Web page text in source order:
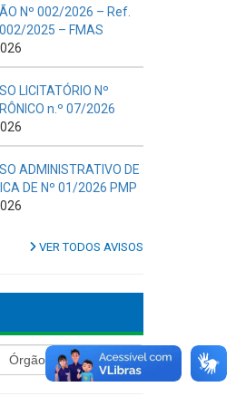
Nº 002/2026 – Ref.
002/2025 – FMAS
LICITATÓRIO Nº
n.º 07/2026
ADMINISTRATIVO DE
DE Nº 01/2026 PMP
VER TODOS AVISOS